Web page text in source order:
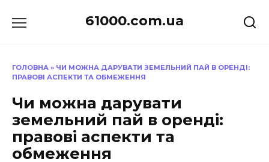
до
61000.com.ua
ГОЛОВНА » ЧИ МОЖНА ДАРУВАТИ ЗЕМЕЛЬНИЙ ПАЙ В ОРЕНДІ:
ПРАВОВІ АСПЕКТИ ТА ОБМЕЖЕННЯ
Чи можна дарувати
земельний пай в оренді:
правові аспекти та
обмеження